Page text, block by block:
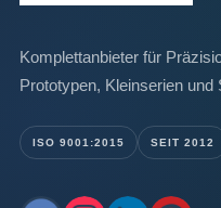
Komplettanbieter für
Prototypen, Kleinserien und
ISO 9001:2015 SEIT 2012